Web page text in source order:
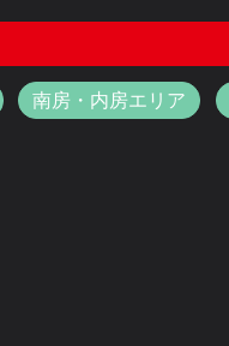
南房・内房エリア